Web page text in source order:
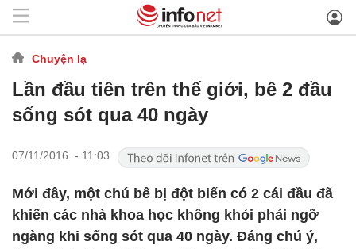
Chuyện lạ
Lần đầu tiên trên thế giới, bê 2 đầu
sống sót qua 40 ngày
07/11/2016 - 11:03
Mới đây, một chú bê bị đột biến có 2 cái đầu đã
khiến các nhà khoa học không khỏi phải ngỡ
ngàng khi sống sót qua 40 ngày. Đáng chú ý,